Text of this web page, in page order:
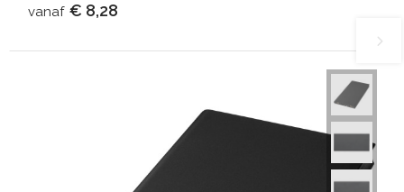
vanaf € 8,28